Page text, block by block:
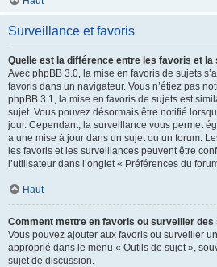
Surveillance et favoris
Quelle est la différence entre les favoris et la
Avec phpBB 3.0, la mise en favoris de sujets
favoris dans un navigateur. Vous n’étiez pas
phpBB 3.1, la mise en favoris de sujets est
sujet. Vous pouvez désormais être notifié
jour. Cependant, la surveillance vous permet
a une mise à jour dans un sujet ou un forum.
les favoris et les surveillances peuvent être
l’utilisateur dans l’onglet « Préférences du
Haut
Comment mettre en favoris ou surveiller des
Vous pouvez ajouter aux favoris ou surveiller
approprié dans le menu « Outils de sujet »,
sujet de discussion.